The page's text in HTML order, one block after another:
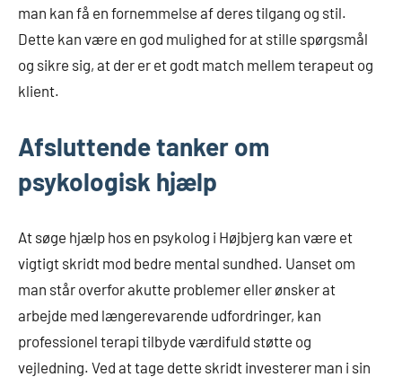
man kan få en fornemmelse af deres tilgang og stil.
Dette kan være en god mulighed for at stille spørgsmål
og sikre sig, at der er et godt match mellem terapeut og
klient.
Afsluttende tanker om
psykologisk hjælp
At søge hjælp hos en psykolog i Højbjerg kan være et
vigtigt skridt mod bedre mental sundhed. Uanset om
man står overfor akutte problemer eller ønsker at
arbejde med længerevarende udfordringer, kan
professionel terapi tilbyde værdifuld støtte og
vejledning. Ved at tage dette skridt investerer man i sin